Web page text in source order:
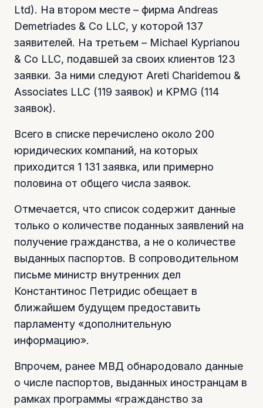
Ltd). На втором месте – фирма Andreas
Demetriades & Co LLC, у которой 137
заявителей. На третьем – Michael Kyprianou
& Co LLC, подавшей за своих клиентов 123
заявки. За ними следуют Areti Charidemou &
Associates LLC (119 заявок) и KPMG (114
заявок).
Всего в списке перечислено около 200
юридических компаний, на которых
приходится 1 131 заявка, или примерно
половина от общего числа заявок.
Отмечается, что список содержит данные
только о количестве поданных заявлений на
получение гражданства, а не о количестве
выданных паспортов. В сопроводительном
письме министр внутренних дел
Константинос Петридис обещает в
ближайшем будущем предоставить
парламенту «дополнительную
информацию».
Впрочем, ранее МВД обнародовало данные
о числе паспортов, выданных иностранцам в
рамках программы «гражданство за